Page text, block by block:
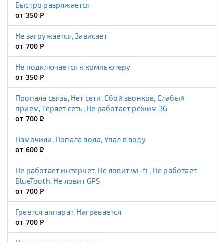
Быстро разряжается
от 350Р
Не загружается, Зависает
от 700Р
Не подключается к компьютеру
от 350Р
Пропала связь, Нет сети, Сбой звонков, Слабый
прием, Теряет сеть, Не работает режим 3G
от 700Р
Намочили, Попала вода, Упал в воду
от 600Р
Не работает интернет, Не ловит wi-fi , Не работает
BlueTooth, Не ловит GPS
от 700Р
Греется аппарат, Нагревается
от 700Р